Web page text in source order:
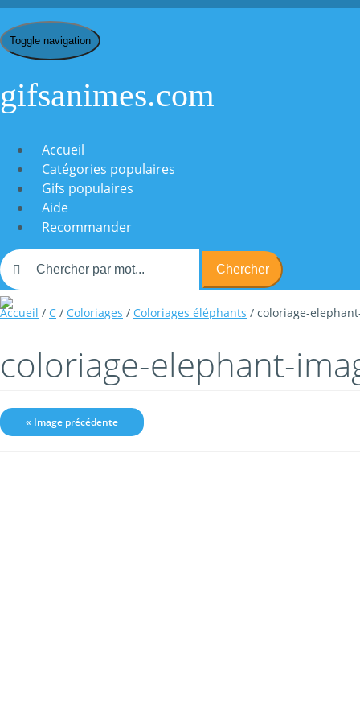
Toggle navigation
gifsanimes.com
Accueil
Catégories populaires
Gifs populaires
Aide
Recommander
Chercher
Accueil / C / Coloriages / Coloriages éléphants / coloriage-
coloriage-elephant-
« Image précédente